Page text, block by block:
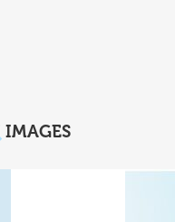
IMAGES